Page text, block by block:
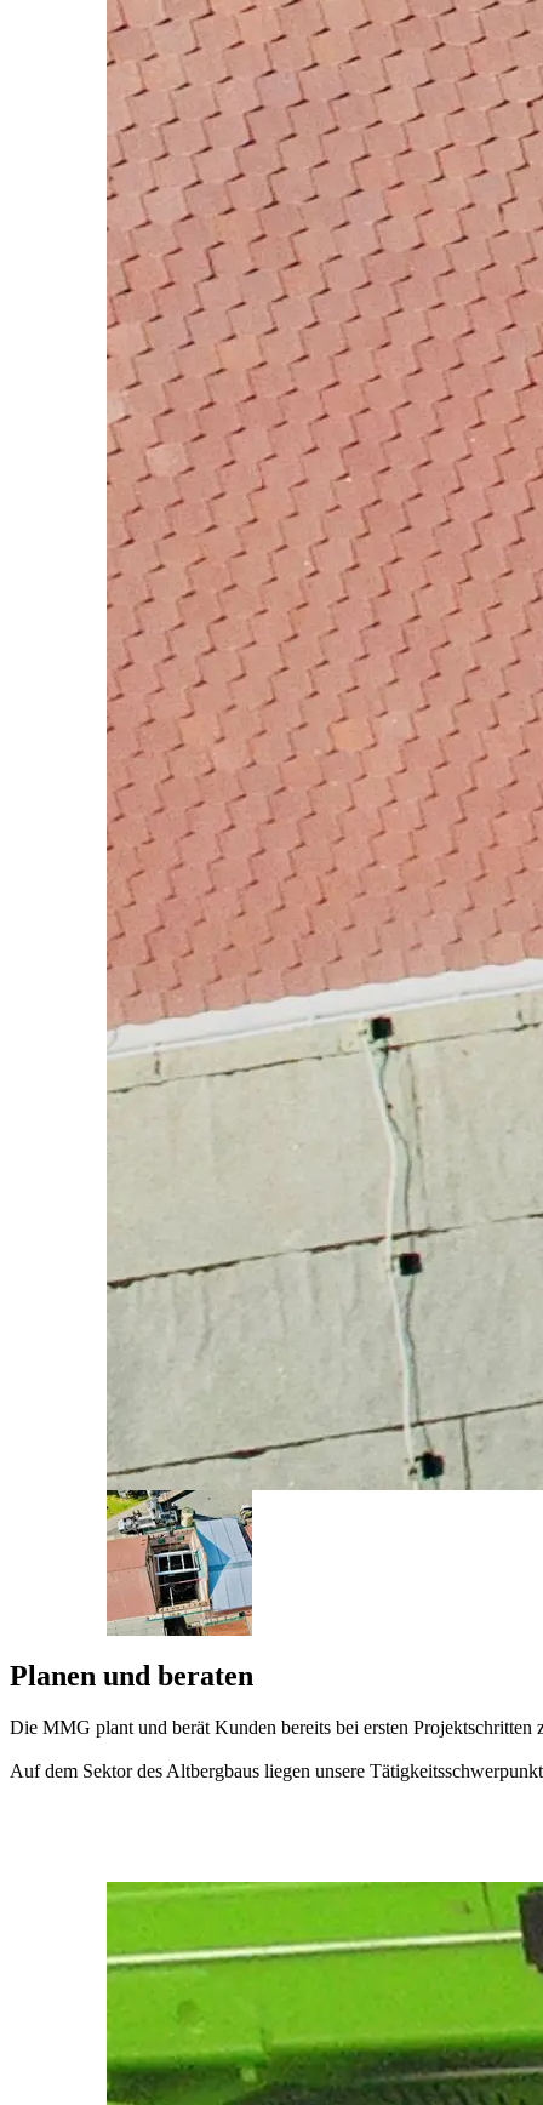
Planen und beraten
Die MMG plant und berät Kunden bereits bei ersten
Auf dem Sektor des Altbergbaus liegen unsere